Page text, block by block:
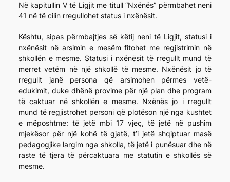
Në kapitullin V të Ligjit me titull “Nxënës” përmbahet neni
41 në të cilin rregullohet status i nxënësit.
Kështu, sipas përmbajtjes së këtij neni të Ligjit, statusi i
nxënësit në arsimin e mesëm fitohet me regjistrimin në
shkollën e mesme. Statusi i nxënësit të rregullt mund të
merret vetëm në një shkollë të mesme. Nxënësit jo të
rregullt janë persona që arsimohen përmes vetë-
edukimit, duke dhënë provime për një plan dhe program
të caktuar në shkollën e mesme. Nxënës jo i rregullt
mund të regjistrohet personi që plotëson një nga kushtet
e mëposhtme: të jetë mbi 17 vjeç, të jetë në pushim
mjekësor për një kohë të gjatë, t’i jetë shqiptuar masë
pedagogjike largim nga shkolla, të jetë i punësuar dhe në
raste të tjera të përcaktuara me statutin e shkollës së
mesme.